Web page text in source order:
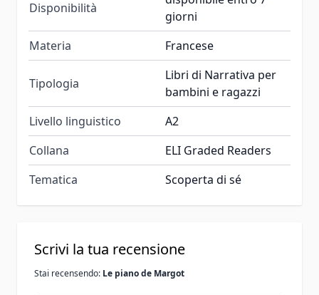
Disponibilità
giorni
Materia
Francese
Tipologia
Libri di Narrativa per
bambini e ragazzi
Livello linguistico
A2
Collana
ELI Graded Readers
Tematica
Scoperta di sé
Scrivi la tua recensione
Stai recensendo: Le piano de Margot